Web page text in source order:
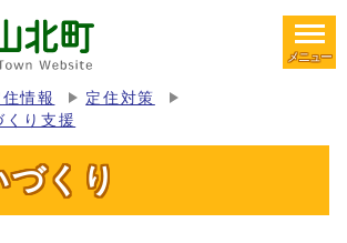
メニュー
情報
定住対策
くり支援
づくり